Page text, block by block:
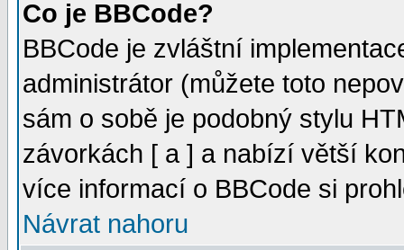
Co je BBCode?
BBCode je zvláštní
administrátor (můžete toto
sám o sobě je podobný stylu
závorkách [ a ] a nabízí větší
více informací o BBCode si
Návrat nahoru